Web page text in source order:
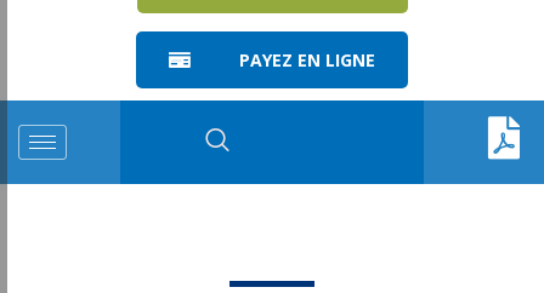
PAYEZ EN LIGNE